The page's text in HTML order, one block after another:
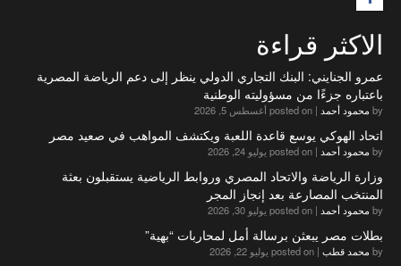
الاكثر قراءة
عمرو الجنايني: البنك التجاري الدولي ينظر إلى دعم الرياضة المصرية
باعتباره جزءًا من مسؤوليته الوطنية
by محمود أحمد | posted on أغسطس 5, 2026
اتحاد الهوكي يوسع قاعدة اللعبة ويكتشف المواهب في صعيد مصر
by محمود أحمد | posted on يوليو 24, 2026
وزارة الرياضة والاتحاد المصري وروابط الرياضية يستقبلون بعثة
المنتخب المصارعة بعد إنجاز المجر
by محمود أحمد | posted on يوليو 30, 2026
بطلات مصر يبعثن برسالة أمل لمحاربات “بهية”
by محمد قطب | posted on يوليو 22, 2026